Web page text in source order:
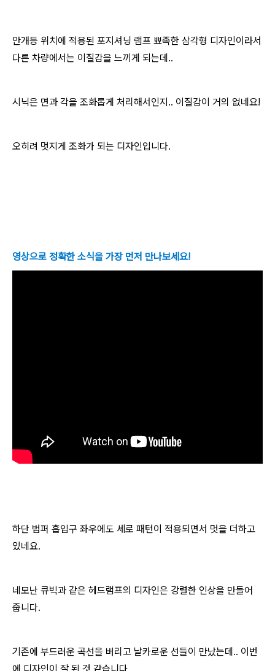
안개등 위치에 적용된 포지셔닝 램프 뾰족한 삼각형 디자인이라서
다른 차량에서는 이질감을 느끼게 되는데..
시닉은 면과 각을 조화롭게 처리해서인지.. 이질감이 거의 없네요!
오히려 멋지게 조화가 되는 디자인입니다.
영상으로 정확한 소식을 가장 먼저 만나보세요!
하단 범퍼 흡입구 좌우에도 세로 패턴이 적용되면서 멋을 더하고
있네요.
네모난 큐빅과 같은 헤드램프의 디자인은 강렬한 인상을 만들어
줍니다.
기존에 부드러운 곡선을 버리고 날카로운 선들이 만났는데.. 이번